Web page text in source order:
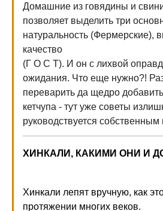
Домашние из говядины и
позволяет выделить три
натуральность (Фермерские),
качество
(Г О С Т). И он с лихвой
ожидания. Что еще нужно?!
переварить да щедро
кетчупа - тут уже советы
руководствуется собственным
ХИНКАЛИ, КАКИМИ ОНИ И
Хинкали лепят вручную, как
протяжении многих веков.